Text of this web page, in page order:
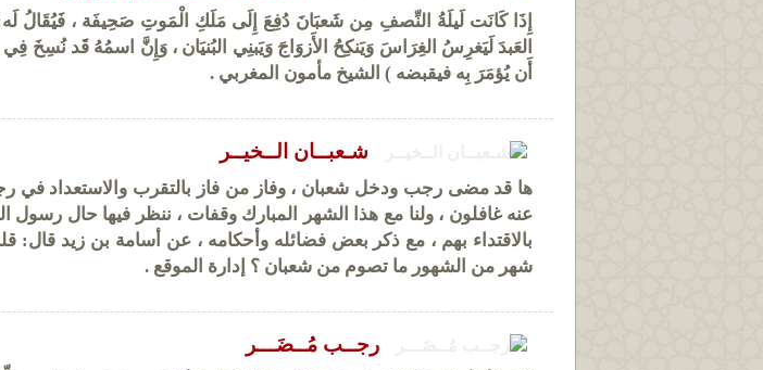
إِذَا كَانَت لَيلَةُ النِّصفِ مِن شَعبَانَ دُفِعَ إِلَى مَلَكِ الْمَوتِ صَحِيفَة ، فَيُقَالُ
العَبدَ لَيَغرِسُ الغِرَاسَ وَيَنكِحُ الأَزوَاجَ وَيَبنِي البُنيَان ، وَإِنَّ اسمُهُ قَد نُسِخَ
أَن يُؤمَرَ بِه فيقبضه ) الشيخ مأمون المغربي .
شـعبــان الــخيــر
ها قد مضى رجب ودخل شعبان ، وفاز من فاز بالتقرب والاستعداد في
بالاقتداء بهم ، مع ذكر بعض فضائله وأحكامه ، عن أسامة بن زيد
شهر من الشهور ما تصوم من شعبان ؟ إدارة الموقع .
رجــب مُــضَـــر